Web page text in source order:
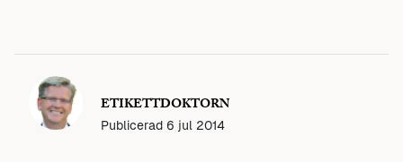
ETIKETTDOKTORN
Publicerad 6 jul 2014